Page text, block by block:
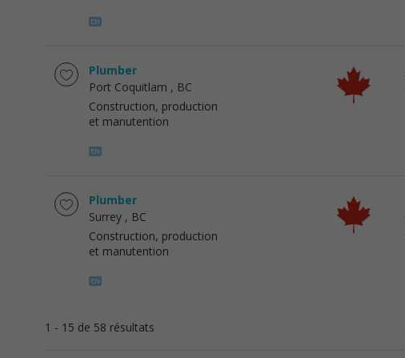
Plumber
Port Coquitlam , BC
Construction, production
et manutention
Plumber
Surrey , BC
Construction, production
et manutention
1 - 15 de 58 résultats